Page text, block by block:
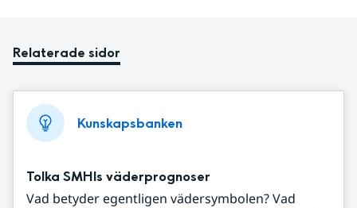
Relaterade sidor
Kunskapsbanken
Tolka SMHIs väderprognoser
Vad betyder egentligen vädersymbolen? Vad